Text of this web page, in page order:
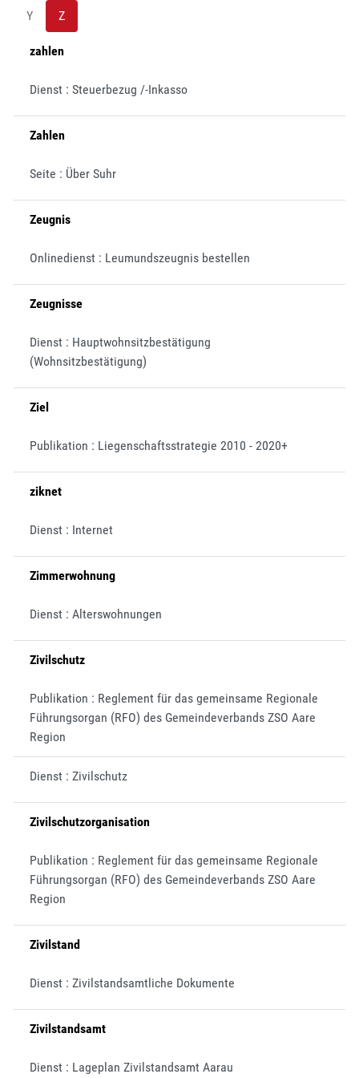
Y Z
zahlen
Dienst : Steuerbezug /-Inkasso
Zahlen
Seite : Über Suhr
Zeugnis
Onlinedienst : Leumundszeugnis bestellen
Zeugnisse
Dienst : Hauptwohnsitzbestätigung
(Wohnsitzbestätigung)
Ziel
Publikation : Liegenschaftsstrategie 2010 - 2020+
ziknet
Dienst : Internet
Zimmerwohnung
Dienst : Alterswohnungen
Zivilschutz
Publikation : Reglement für das gemeinsame Regionale
Führungsorgan (RFO) des Gemeindeverbands ZSO Aare
Region
Dienst : Zivilschutz
Zivilschutzorganisation
Publikation : Reglement für das gemeinsame Regionale
Führungsorgan (RFO) des Gemeindeverbands ZSO Aare
Region
Zivilstand
Dienst : Zivilstandsamtliche Dokumente
Zivilstandsamt
Dienst : Lageplan Zivilstandsamt Aarau